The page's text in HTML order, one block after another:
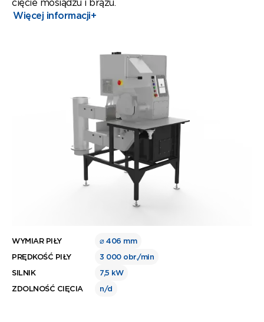
cięcie mosiądzu i brązu.
Więcej informacji+
WYMIAR PIŁY
⌀ 406 mm
PRĘDKOŚĆ PIŁY
3 000 obr./min
SILNIK
7,5 kW
ZDOLNOŚĆ CIĘCIA
n/d